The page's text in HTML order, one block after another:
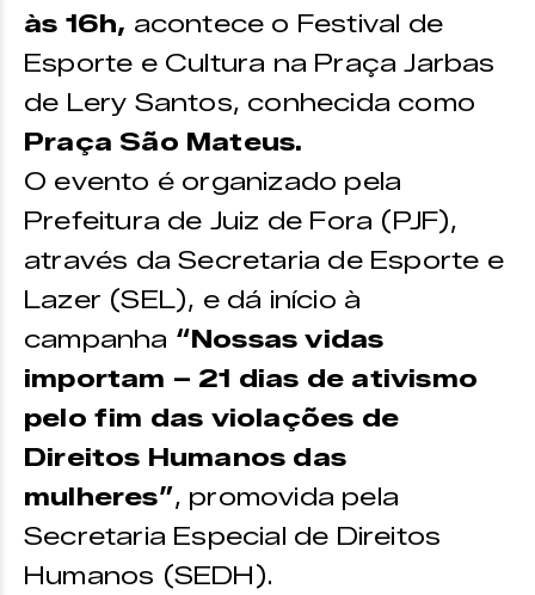
às 16h, acontece o Festival de
Esporte e Cultura na Praça Jarbas
de Lery Santos, conhecida como
Praça São Mateus.
O evento é organizado pela
Prefeitura de Juiz de Fora (PJF),
através da Secretaria de Esporte e
Lazer (SEL), e dá início à
campanha “Nossas vidas
importam – 21 dias de ativismo
pelo fim das violações de
Direitos Humanos das
mulheres”, promovida pela
Secretaria Especial de Direitos
Humanos (SEDH).